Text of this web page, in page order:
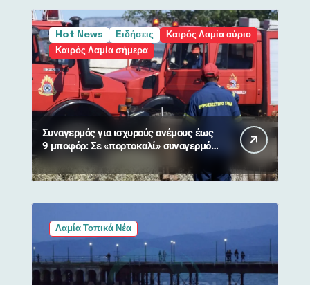
Hot News Ειδήσεις
Καιρός Λαμία αύριο
Καιρός Λαμία σήμερα
Συναγερμός για ισχυρούς ανέμους έως
9 μποφόρ: Σε «πορτοκαλί» συναγερμό
η Στερεά Ελλάδα
Λαμία Τοπικά Νέα